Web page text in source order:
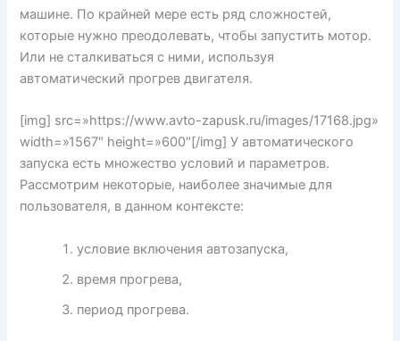
машине. По крайней мере есть ряд сложностей,
которые нужно преодолевать, чтобы запустить мотор.
Или не сталкиваться с ними, используя
автоматический прогрев двигателя.
[img] src=»https://www.avto-zapusk.ru/images/17168.jpg»
width=»1567″ height=»600″[/img] У автоматического
запуска есть множество условий и параметров.
Рассмотрим некоторые, наиболее значимые для
пользователя, в данном контексте:
условие включения автозапуска,
время прогрева,
период прогрева.